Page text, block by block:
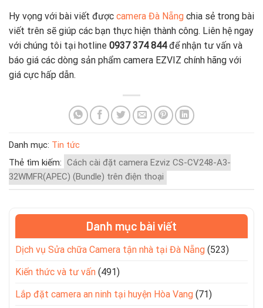
Hy vọng với bài viết được camera Đà Nẵng chia sẻ trong bài
viết trên sẽ giúp các bạn thực hiện thành công. Liên hệ ngay
với chúng tôi tại hotline 0937 374 844để nhận tư vấn và
báo giá các dòng sản phẩm camera EZVIZ chính hãng với
giá cực hấp dẫn.
Danh mục: Tin tức
Thẻ tìm kiếm: Cách cài đặt camera Ezviz CS-CV248-A3-
32WMFR(APEC) (Bundle) trên điện thoại
Danh mục bài viết
Dịch vụ Sửa chữa Camera tận nhà tại Đà Nẵng (523)
Kiến thức và tư vấn (491)
Lắp đặt camera an ninh tại huyện Hòa Vang (71)